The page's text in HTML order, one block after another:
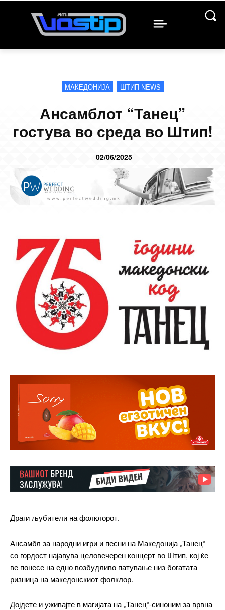
МАКЕДОНИЈА ШТИП NEWS
Ансамблот “Танец”
гостува во среда во Штип!
02/06/2025
Драги љубители на фолклорот.
Ансамбл за народни игри и песни на Македонија „Танец“
со гордост најавува целовечерен концерт во Штип, кој ќе
ве понесе на едно возбудливо патување низ богатата
ризница на македонскиот фолклор.
Дојдете и уживајте в магијата на „Танец“-синоним за врвна